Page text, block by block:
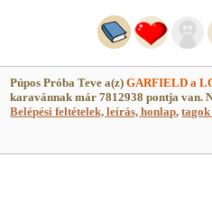
Púpos Próba Teve a(z)GARFIELD a
karavánnak már 7812938 pontja van.
Belépési feltételek, leírás, honlap,